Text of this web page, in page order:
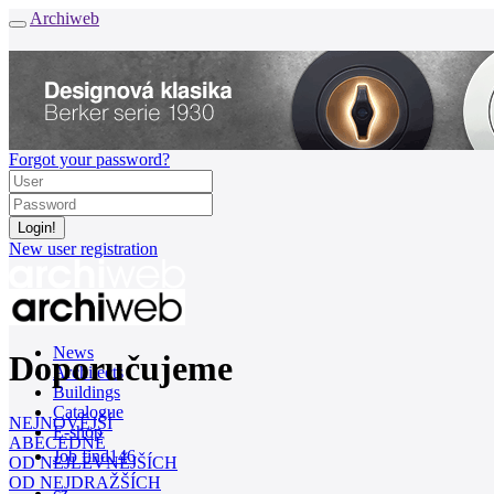
Archiweb
Forgot your password?
New user registration
News
Architects
Buildings
Catalogue
E-shop
Job find146
Doporučujeme
NEJNOVĚJŠÍ
ABECEDNĚ
OD NEJLEVNĚJŠÍCH
OD NEJDRAŽŠÍCH